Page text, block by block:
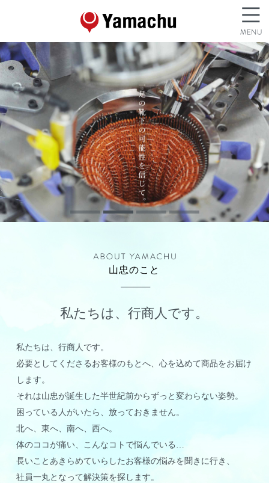
1 2 3 4
山忠のこと
私たちは、行商人です。
私たちは、行商人です。
必要としてくださるお客様のもとへ、心を込めて商品をお届け
します。
それは山忠が誕生した半世紀前からずっと変わらない姿勢。
困っている人がいたら、放っておきません。
北へ、東へ、南へ、西へ。
体のココが痛い、こんなコトで悩んでいる…
長いことあきらめていらしたお客様の悩みを聞きに行き、
社員一丸となって解決策を探します。